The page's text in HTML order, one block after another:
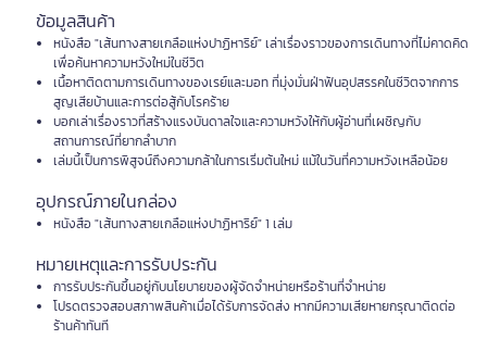
ข้อมูลสินค้า
หนังสือ "เส้นทางสายเกลือแห่งปาฏิหาริย์" เล่าเรื่องราวของการเดินทางที่ไม่คาดคิด
เพื่อค้นหาความหวังใหม่ในชีวิต
เนื้อหาติดตามการเดินทางของเรย์และมอท ที่มุ่งมั่นฝ่าฟันอุปสรรคในชีวิตจากการ
สูญเสียบ้านและการต่อสู้กับโรคร้าย
บอกเล่าเรื่องราวที่สร้างแรงบันดาลใจและความหวังให้กับผู้อ่านที่เผชิญกับ
สถานการณ์ที่ยากลำบาก
เล่มนี้เป็นการพิสูจน์ถึงความกล้าในการเริ่มต้นใหม่ แม้ในวันที่ความหวังเหลือน้อย
อุปกรณ์ภายในกล่อง
หนังสือ "เส้นทางสายเกลือแห่งปาฏิหาริย์" 1 เล่ม
หมายเหตุและการรับประกัน
การรับประกันขึ้นอยู่กับนโยบายของผู้จัดจำหน่ายหรือร้านที่จำหน่าย
โปรดตรวจสอบสภาพสินค้าเมื่อได้รับการจัดส่ง หากมีความเสียหายกรุณาติดต่อ
ร้านค้าทันที